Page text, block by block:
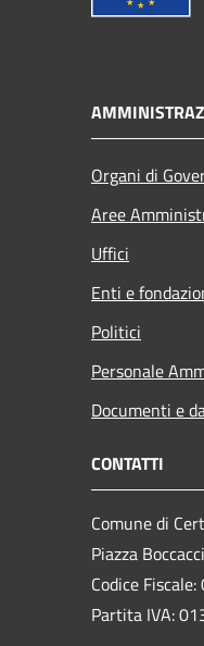
Organi di
Aree
Uffici
Enti e
Politici
Personale
Documenti e
CONTATTI
Comune di
Piazza
Codice
Partita IVA: